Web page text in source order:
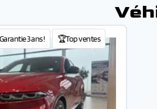
3 ans ! 🏆Top ventes